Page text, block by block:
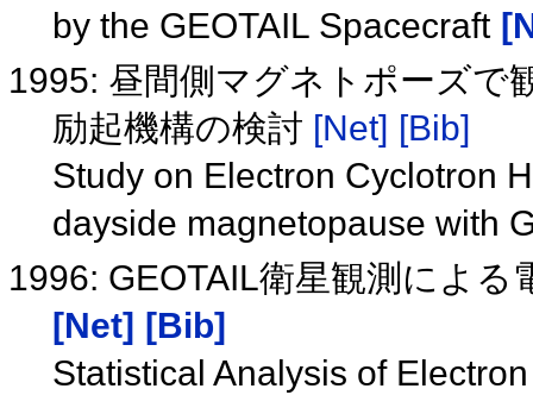
by the GEOTAIL Spacecraft
1995: 昼間側マグネトポーズで
励起機構の検討 [Net] [Bib]
Study on Electron Cyclotron
dayside magnetopause with
1996: GEOTAIL衛星観測によ
[Net] [Bib]
Statistical Analysis of